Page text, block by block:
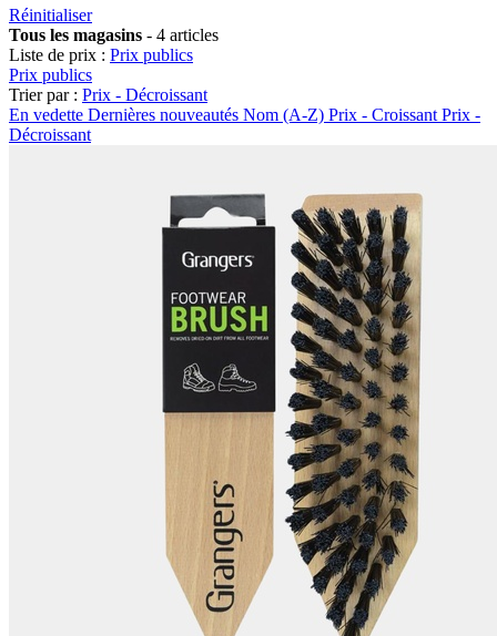
Réinitialiser
Tous les magasins - 4 articles
Liste de prix : Prix publics
Prix publics
Trier par : Prix - Décroissant
En vedette Dernières nouveautés Nom (A-Z) Prix - Croissant Prix -
Décroissant